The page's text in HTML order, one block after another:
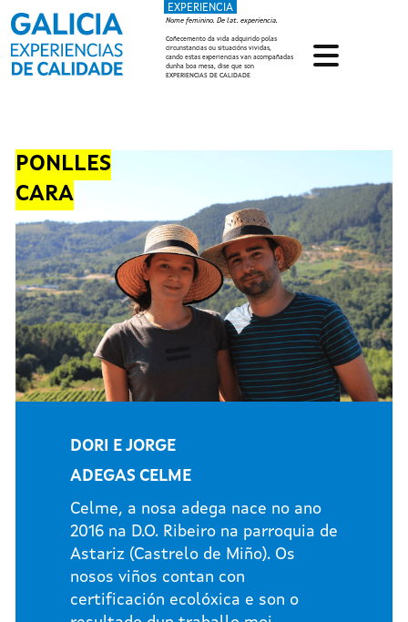
Ir o contido principal
EXPERIENCIA
Nome feminino. De lat. experiencia.
Coñecemento da vida adquirido polas
circunstancias ou situacións vividas,
cando estas experiencias van acompañadas
dunha boa mesa, dise que son
EXPERIENCIAS DE CALIDADE
PONLLES
CARA
DORI E JORGE
ADEGAS CELME
Celme, a nosa adega nace no ano
2016 na D.O. Ribeiro na parroquia de
Astariz (Castrelo de Miño). Os
nosos viños contan con
certificación ecolóxica e son o